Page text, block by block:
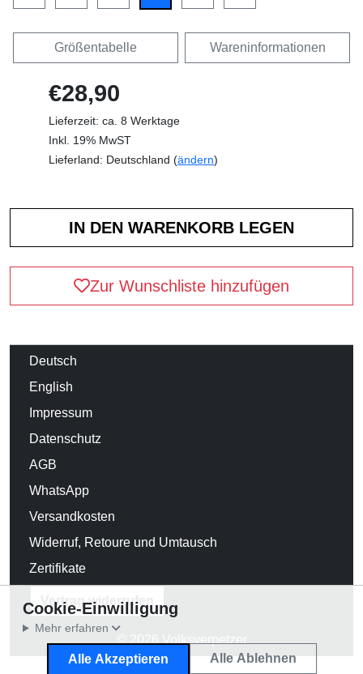
Größentabelle Wareninformationen
€28,90
Lieferzeit: ca. 8 Werktage
Inkl. 19% MwST
Lieferland: Deutschland (ändern)
Zur Wunschliste hinzufügen
Deutsch
English
Impressum
Datenschutz
AGB
WhatsApp
Versandkosten
Widerruf, Retoure und Umtausch
Zertifikate
Vertrag widerrufen
© 2026 Volksverpetzer
Cookie-Einwilligung
Mehr erfahren
Alle Akzeptieren Alle Ablehnen